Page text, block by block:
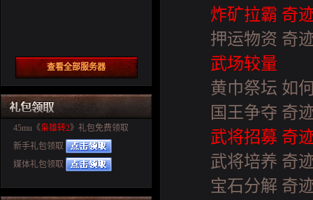
查看全部服务器
45mu《枭雄转2》礼包免费领取
新手礼包领取
媒体礼包领取
炸矿拉霸 奇
押运物资 奇
武场较量
黄巾祭坛 如
国王争夺 奇
武将招募 奇
武将培养 奇
宝石分解 奇